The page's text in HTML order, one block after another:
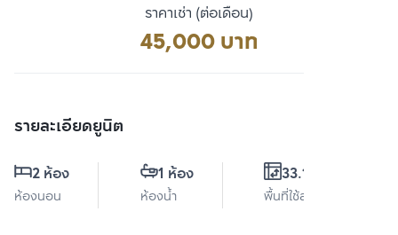
ราคาเช่า (ต่อเดือน)
45,000 บาท
รายละเอียดยูนิต
2 ห้อง
ห้องนอน
1 ห้อง
ห้องน้ำ
33.17 ตร.ม.
พื้นที่ใช้สอย